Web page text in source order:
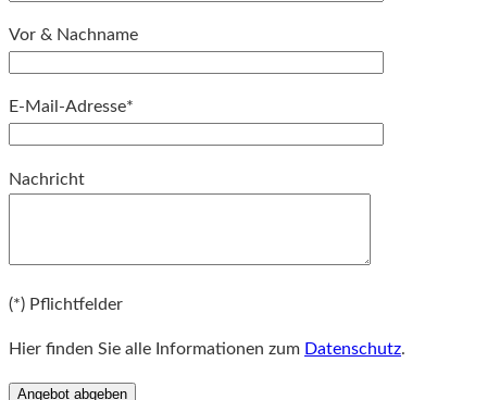
Vor & Nachname
E-Mail-Adresse*
Nachricht
(*) Pflichtfelder
Hier finden Sie alle Informationen zum Datenschutz.